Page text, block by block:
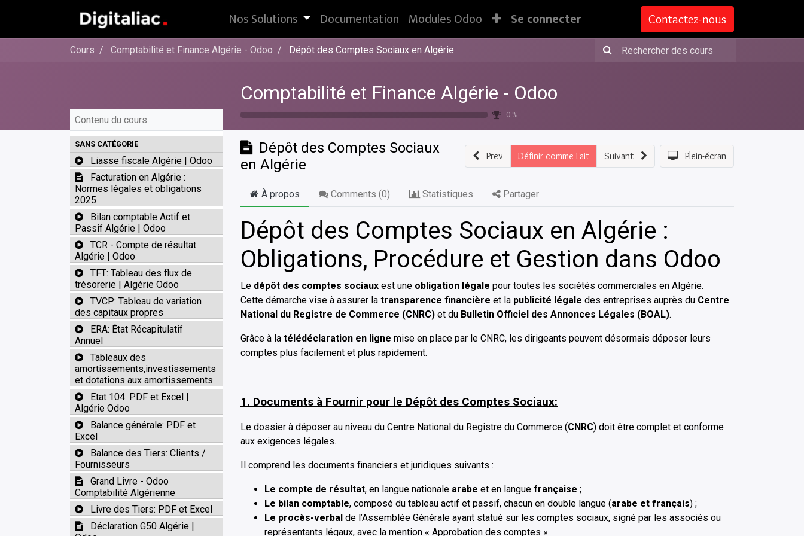
Nos Solutions Documentation Modules Odoo Se connecter Contactez-nous
Cours Comptabilité et Finance Algérie - Odoo Dépôt des Comptes Sociaux en Algérie
Comptabilité et Finance Algérie - Odoo
0 %
Contenu du cours
SANS CATÉGORIE
Liasse fiscale Algérie | Odoo
Facturation en Algérie :
Normes légales et obligations
2025
Bilan comptable Actif et
Passif Algérie | Odoo
TCR - Compte de résultat
Algérie | Odoo
TFT: Tableau des flux de
trésorerie | Algérie Odoo
TVCP: Tableau de variation
des capitaux propres
ERA: État Récapitulatif
Annuel
Tableaux des
amortissements,investissements
et dotations aux amortissements
Etat 104: PDF et Excel |
Algérie Odoo
Balance générale: PDF et
Excel
Balance des Tiers: Clients /
Fournisseurs
Grand Livre - Odoo
Comptabilité Algérienne
Livre des Tiers: PDF et Excel
Déclaration G50 Algérie |
Dépôt des Comptes Sociaux
en Algérie
Prev Définir comme Fait Suivant Plein-écran
À propos Comments (0) Statistiques Partager
Dépôt des Comptes Sociaux en Algérie :
Obligations, Procédure et Gestion dans Odoo
Le dépôt des comptes sociaux est une obligation légale pour toutes les sociétés commerciales en Algérie.
Cette démarche vise à assurer la transparence financière et la publicité légale des entreprises auprès du Centre
National du Registre de Commerce (CNRC) et du Bulletin Officiel des Annonces Légales (BOAL).
Grâce à la télédéclaration en ligne mise en place par le CNRC, les dirigeants peuvent désormais déposer leurs
comptes plus facilement et plus rapidement.
1. Documents à Fournir pour le Dépôt des Comptes Sociaux:
Le dossier à déposer au niveau du Centre National du Registre du Commerce (CNRC) doit être complet et conforme
aux exigences légales.
Il comprend les documents financiers et juridiques suivants :
Le compte de résultat, en langue nationale arabe et en langue française ;
Le bilan comptable, composé du tableau actif et passif, chacun en double langue (arabe et français) ;
Le procès-verbal de l’Assemblée Générale ayant statué sur les comptes sociaux, signé par les associés ou
représentants légaux, avec la mention « Approbation des comptes ».